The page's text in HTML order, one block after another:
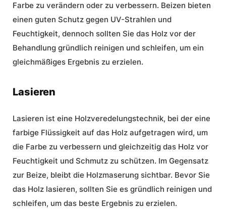
Farbe zu verändern oder zu verbessern. Beizen bieten
einen guten Schutz gegen UV-Strahlen und
Feuchtigkeit, dennoch sollten Sie das Holz vor der
Behandlung gründlich reinigen und schleifen, um ein
gleichmäßiges Ergebnis zu erzielen.
Lasieren
Lasieren ist eine Holzveredelungstechnik, bei der eine
farbige Flüssigkeit auf das Holz aufgetragen wird, um
die Farbe zu verbessern und gleichzeitig das Holz vor
Feuchtigkeit und Schmutz zu schützen. Im Gegensatz
zur Beize, bleibt die Holzmaserung sichtbar. Bevor Sie
das Holz lasieren, sollten Sie es gründlich reinigen und
schleifen, um das beste Ergebnis zu erzielen.